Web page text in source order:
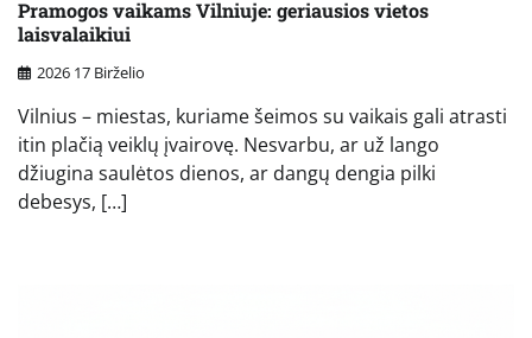
Pramogos vaikams Vilniuje: geriausios vietos
laisvalaikiui
2026 17 Birželio
Vilnius – miestas, kuriame šeimos su vaikais gali atrasti
itin plačią veiklų įvairovę. Nesvarbu, ar už lango
džiugina saulėtos dienos, ar dangų dengia pilki
debesys, […]